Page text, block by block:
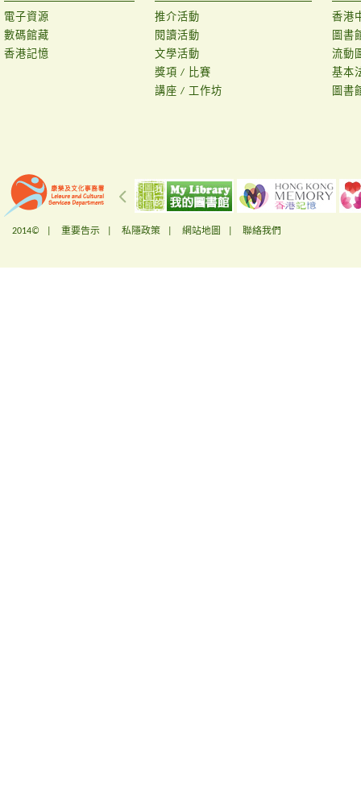
電子資源
數碼館藏
香港記憶
推介活動
閱讀活動
文學活動
獎項 / 比賽
講座 / 工作坊
香港
圖書
流動
基本
圖書
2014© | 重要告示 私隱政策 網站地圖 聯絡我們